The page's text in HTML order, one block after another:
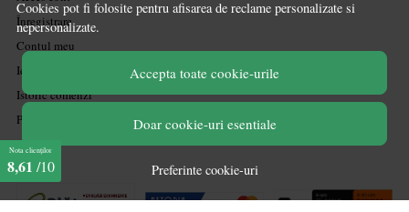
Cookies pot fi folosite pentru afisarea de reclame personalizate si
nepersonalizate.
Accepta toate cookie-urile
Doar cookie-uri esentiale
Preferinte cookie-uri
Înregistrare
Contul meu
Ieșire
Istoric comenzi
Produse favorite
Nota clienților
8,61 /10